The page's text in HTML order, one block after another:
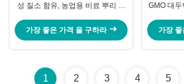
성 질소 함유, 농업용 비료 뿌리 성
가장 좋은 가격 을 구하라
GMO 대두
가장
1 2 3 4 5